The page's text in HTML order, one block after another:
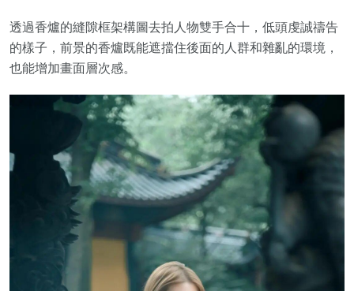
透過香爐的縫隙框架構圖去拍人物雙手合十，低頭虔誠禱告
的樣子，前景的香爐既能遮擋住後面的人群和雜亂的環境，
也能增加畫面層次感。